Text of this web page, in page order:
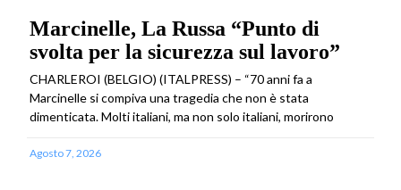
Marcinelle, La Russa “Punto di
svolta per la sicurezza sul lavoro”
CHARLEROI (BELGIO) (ITALPRESS) – “70 anni fa a
Marcinelle si compiva una tragedia che non è stata
dimenticata. Molti italiani, ma non solo italiani, morirono
Agosto 7, 2026